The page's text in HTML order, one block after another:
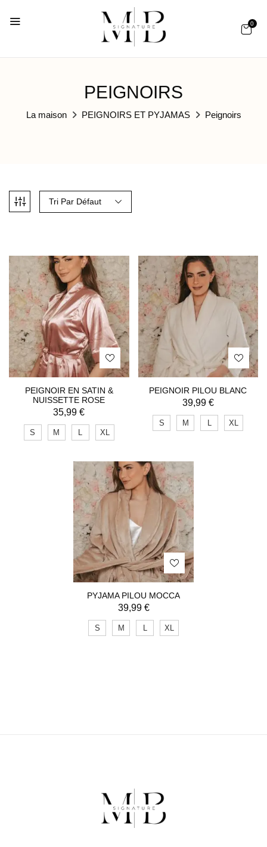
0
PEIGNOIRS
La maison PEIGNOIRS ET PYJAMAS Peignoirs
Tri Par Défaut
PEIGNOIR EN SATIN &
NUISSETTE ROSE
35,99€
S M L XL
PEIGNOIR PILOU BLANC
39,99 €
S M L XL
PYJAMA PILOU MOCCA
39,99 €
S M L XL